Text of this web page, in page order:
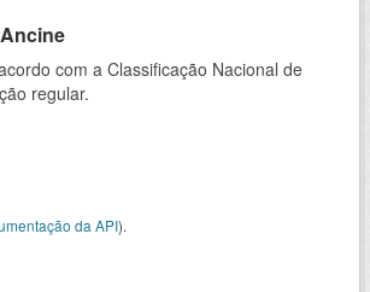
com a Classificação Nacional de
regular.
da API).